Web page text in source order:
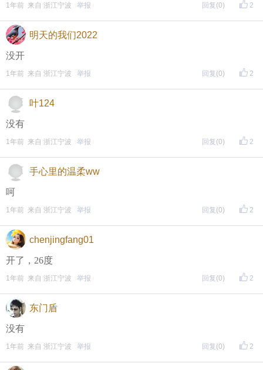
2
1年前 来自 浙江宁波 举报 回复 (0)
明天的我们2022
没开
2
1年前 来自 浙江宁波 举报 回复 (0)
叶124
没有
2
1年前 来自 浙江宁波 举报 回复 (0)
手心里的温柔ww
呵
2
1年前 来自 浙江宁波 举报 回复 (0)
chenjingfang01
开了，26度
2
1年前 来自 浙江宁波 举报 回复 (0)
东门盾
没有
2
1年前 来自 浙江宁波 举报 回复 (0)